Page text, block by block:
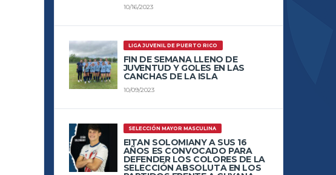
10/16/2023
LIGA JUVENIL DE PUERTO RICO
FIN DE SEMANA LLENO DE
JUVENTUD Y GOLES EN LAS
CANCHAS DE LA ISLA
10/09/2023
SELECCIÓN MAYOR MASCULINA
EITAN SOLOMIANY A SUS 16
AÑOS ES CONVOCADO PARA
DEFENDER LOS COLORES DE LA
SELECCIÓN ABSOLUTA EN LOS